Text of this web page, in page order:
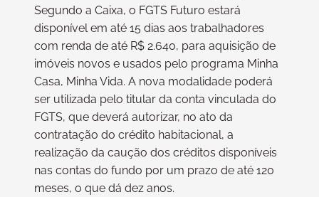
Segundo a Caixa, o FGTS Futuro estará
disponível em até 15 dias aos trabalhadores
com renda de até R$ 2.640, para aquisição de
imóveis novos e usados pelo programa Minha
Casa, Minha Vida. A nova modalidade poderá
ser utilizada pelo titular da conta vinculada do
FGTS, que deverá autorizar, no ato da
contratação do crédito habitacional, a
realização da caução dos créditos disponíveis
nas contas do fundo por um prazo de até 120
meses, o que dá dez anos.